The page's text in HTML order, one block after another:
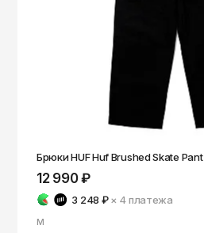
Брюки HUF Huf Brushed Skate Pant
12 990 ₽
3 248 ₽ × 4платежа
M